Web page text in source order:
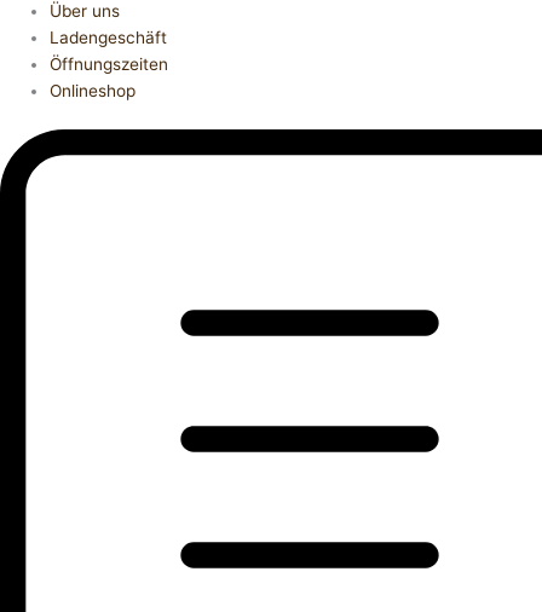
Über uns
Ladengeschäft
Öffnungszeiten
Onlineshop